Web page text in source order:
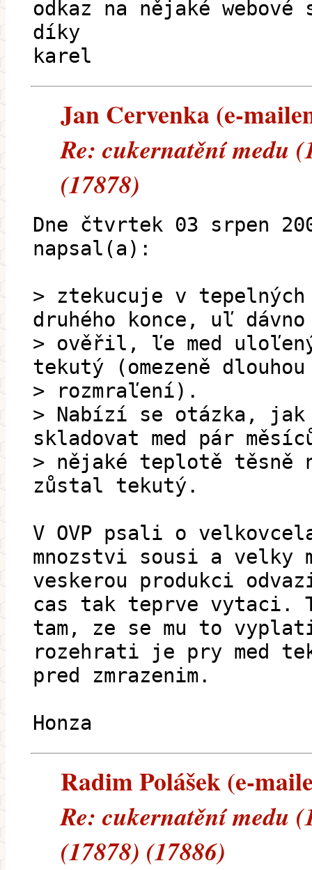
odkaz na nějaké
díky
karel
Jan Cervenka (e-
Re: cukernatění medu
(17878)
Dne čtvrtek 03 srpen
napsal(a):
> ztekucuje v
druhého konce, uľ
> ověřil, ľe med
tekutý (omezeně dlouhou
> rozmraľení).
> Nabízí se otázka, jak
skladovat med pár
> nějaké teplotě těsně
zůstal tekutý.
V OVP psali o
mnozstvi sousi a velky
veskerou produkci
cas tak teprve vytaci.
tam, ze se mu to
rozehrati je pry med
pred zmrazenim.
Honza
Radim Polášek (e-
Re: cukernatění medu
(17878) (17886)